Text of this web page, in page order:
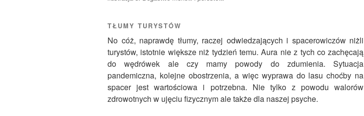
TŁUMY TURYSTÓW
No cóż, naprawdę tłumy, raczej odwiedzających i spacerowiczów niżli
turystów, istotnie większe niż tydzień temu. Aura nie z tych co zachęcają
do wędrówek ale czy mamy powody do zdumienia. Sytuacja
pandemiczna, kolejne obostrzenia, a więc wyprawa do lasu choćby na
spacer jest wartościowa i potrzebna. Nie tylko z powodu walorów
zdrowotnych w ujęciu fizycznym ale także dla naszej psyche.